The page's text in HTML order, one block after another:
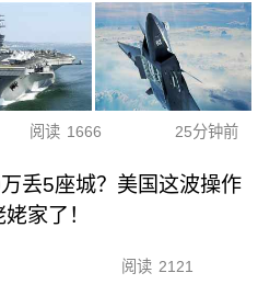
阅读 1666 25分钟前
丢5座城？美国这波操作
家了！
阅读 2121